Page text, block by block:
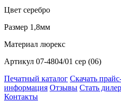
Цвет серебро
Размер 1,8мм
Материал люрекс
Артикул 07-4804/01 сер (06)
Печатный каталог Скачать
информация Отзывы Стать
Контакты